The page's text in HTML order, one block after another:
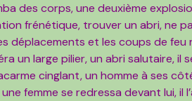
des corps, une deuxième
frénétique, trouver un abri, ne
déplacements et les coups de
un large pilier, un abri salutaire, il
cinglant, un homme à ses
femme se redressa devant lui,